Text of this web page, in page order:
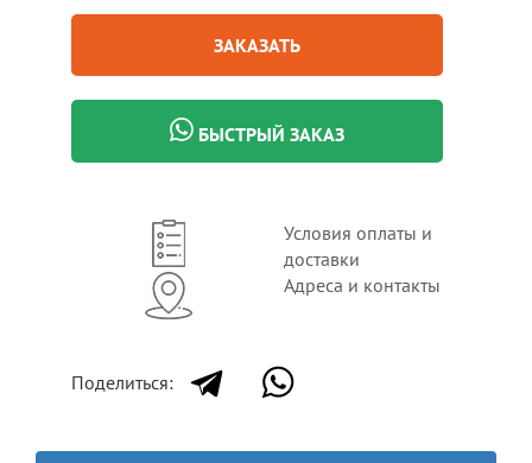
ЗАКАЗАТЬ
БЫСТРЫЙ ЗАКАЗ
Условия оплаты и
доставки
Адреса и контакты
Поделиться: